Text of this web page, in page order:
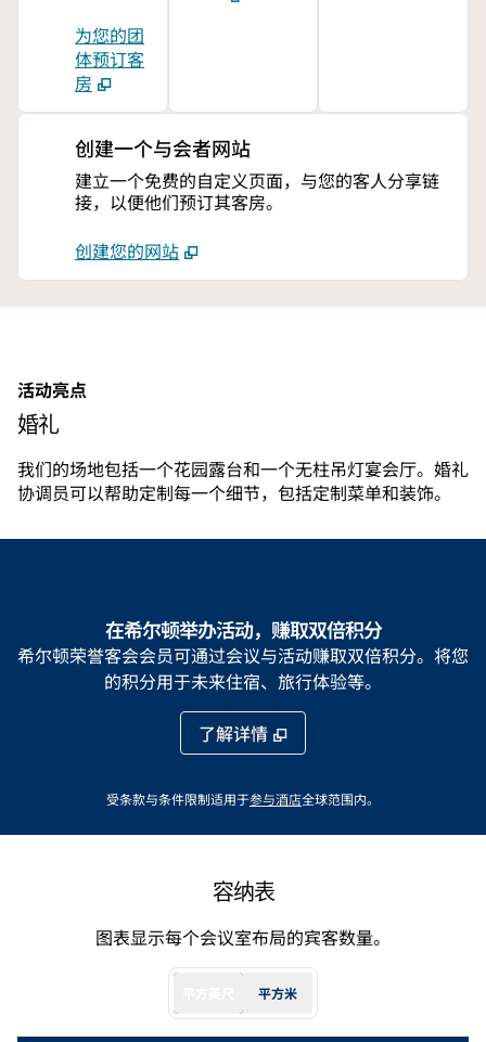
为您的团
体预订客
房
创建一个与会者网站
建立一个免费的自定义页面，与您的客人分享链
接，以便他们预订其客房。
创建您的网站
活动亮点
婚礼
我们的场地包括一个花园露台和一个无柱吊灯宴会厅。婚礼
协调员可以帮助定制每一个细节，包括定制菜单和装饰。
在希尔顿举办活动，赚取双倍积分
希尔顿荣誉客会会员可通过会议与活动赚取双倍积分。将您
的积分用于未来住宿、旅行体验等。
了解详情
受条款与条件限制适用于参与酒店，打开新标签
全球范围内。
容纳表
图表显示每个会议室布局的宾客数量。
平方米